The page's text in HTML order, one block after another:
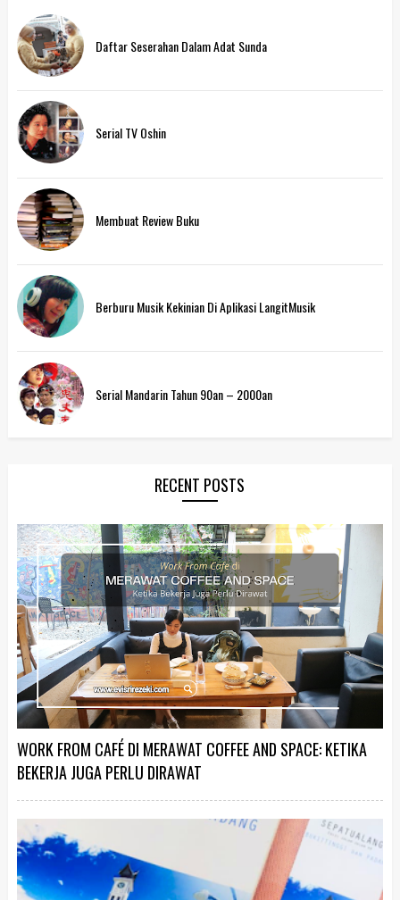
Daftar Seserahan Dalam Adat Sunda
Serial TV Oshin
Membuat Review Buku
Berburu Musik Kekinian Di Aplikasi LangitMusik
Serial Mandarin Tahun 90an – 2000an
RECENT POSTS
WORK FROM CAFÉ DI MERAWAT COFFEE AND SPACE: KETIKA
BEKERJA JUGA PERLU DIRAWAT